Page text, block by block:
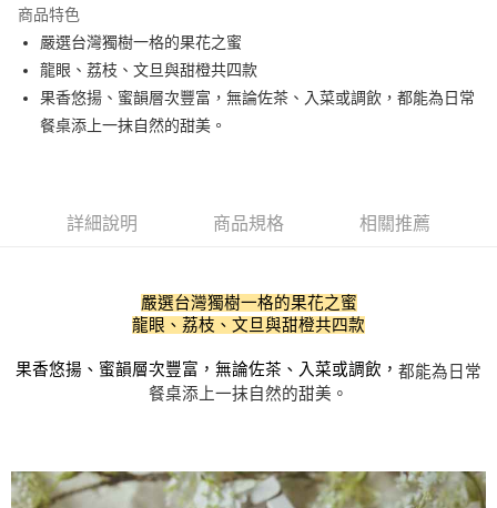
Apple Pay
悠遊付
ATM付款
每筆NT$60，滿NT$1,000(含以上)免運費
每筆NT$130，滿NT$1,500(含以上)免運費
商品特色
嚴選台灣獨樹一格的果花之蜜
龍眼、荔枝、文旦與甜橙共四款
果香悠揚、蜜韻層次豐富，無論佐茶、入菜或調飲，都能為日常
餐桌添上一抹自然的甜美。
詳細說明 商品規格 相關推薦
嚴選台灣獨樹一格的果花之蜜
龍眼、荔枝、文旦與甜橙共四款
果香悠揚、蜜韻層次豐富，無論佐茶、入菜或調飲， 都能為日常
餐桌添上一抹自然的甜美。